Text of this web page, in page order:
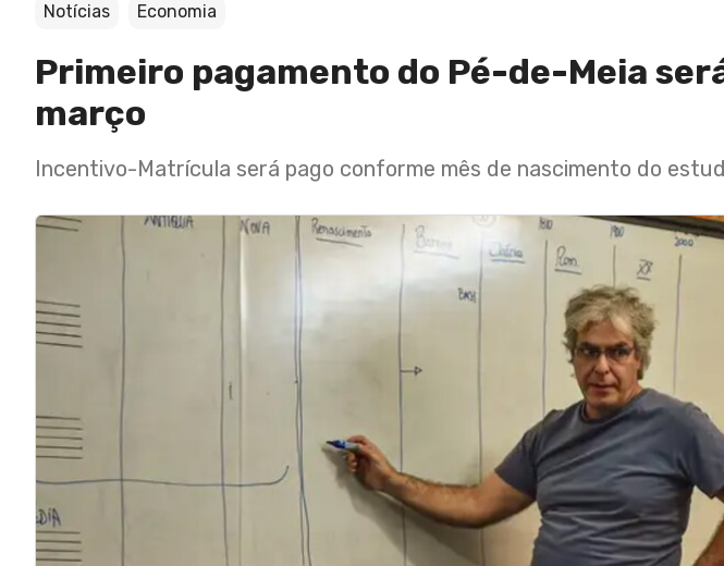
Notícias Economia
Primeiro pagamento do Pé-de-Meia
março
Incentivo-Matrícula será pago conforme mês de nascimento do